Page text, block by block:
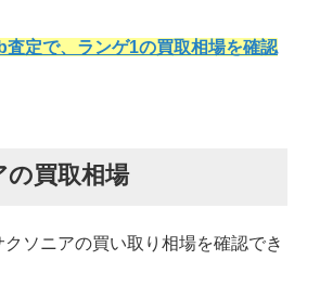
査定で、ランゲ1の買取相場を確認
買取相場
ソニアの買い取り相場を確認でき